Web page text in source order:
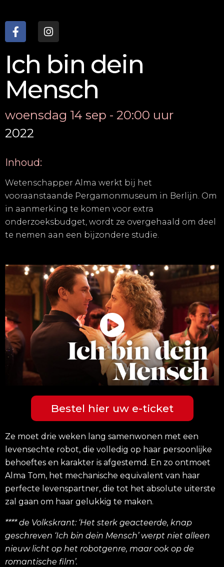
Ich bin dein
Mensch
woensdag 14 sep - 20:00 uur
2022
Inhoud:
Wetenschapper Alma werkt bij het
vooraanstaande Pergamonmuseum in Berlijn. Om
in aanmerking te komen voor extra
onderzoeksbudget, wordt ze overgehaald om deel
te nemen aan een bijzondere studie.
Bestel hier uw e-ticket
Ze moet drie weken lang samenwonen met een
levensechte robot, die volledig op haar persoonlijke
behoeftes en karakter is afgestemd. En zo ontmoet
Alma Tom, het mechanische equivalent van haar
perfecte levenspartner, die tot het absolute uiterste
zal gaan om haar gelukkig te maken.
**** de Volkskrant: ‘Het sterk geacteerde, knap
geschreven ‘Ich bin dein Mensch’ werpt niet alleen
nieuw licht op het robotgenre, maar ook op de
romantische film’.